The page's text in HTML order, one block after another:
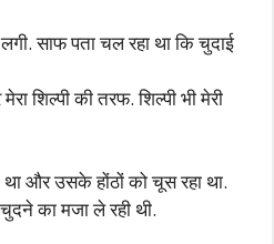
साफ पता चल रहा था कि चुदाई
शिल्पी की तरफ. शिल्पी भी मेरी
और उसके होंठों को चूस रहा था.
चुदने का मजा ले रही थी.